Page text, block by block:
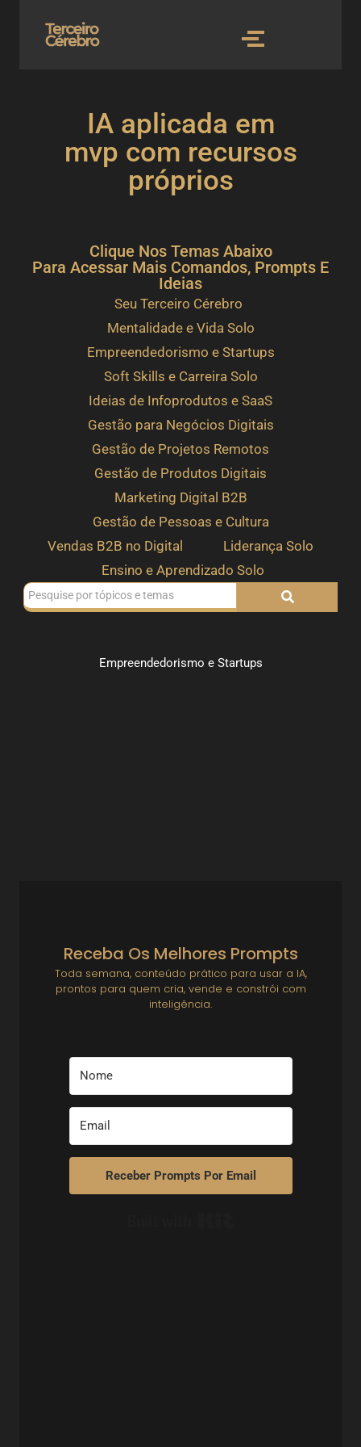
IA aplicada em
mvp com recursos
próprios
Clique Nos Temas Abaixo
Para Acessar Mais Comandos, Prompts E
Ideias
Seu Terceiro Cérebro
Mentalidade e Vida Solo
Empreendedorismo e Startups
Soft Skills e Carreira Solo
Ideias de Infoprodutos e SaaS
Gestão para Negócios Digitais
Gestão de Projetos Remotos
Gestão de Produtos Digitais
Marketing Digital B2B
Gestão de Pessoas e Cultura
Vendas B2B no Digital
Liderança Solo
Ensino e Aprendizado Solo
Empreendedorismo e Startups
Receba Os Melhores Prompts
Toda semana, conteúdo prático para usar a IA,
prontos para quem cria, vende e constrói com
inteligência.
Receber Prompts Por Email